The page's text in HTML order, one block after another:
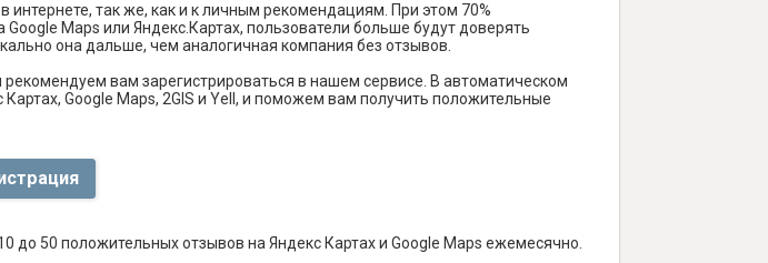
так же, как и к личным рекомендациям. При этом 70%
Maps или Яндекс.Картах, пользователи больше будут доверять
она дальше, чем аналогичная компания без отзывов.
вам зарегистрироваться в нашем сервисе. В автоматическом
Google Maps, 2GIS и Yell, и поможем вам получить положительные
50 положительных отзывов на Яндекс Картах и Google Maps ежемесячно.